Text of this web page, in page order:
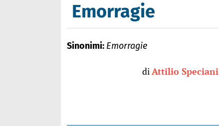
Emorragie
Sinonimi: Emorragie
diAttilio Speciani